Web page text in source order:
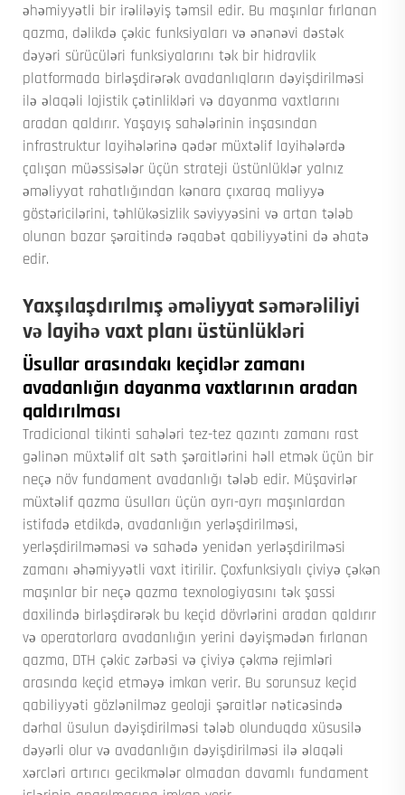
əhəmiyyətli bir irəliləyiş təmsil edir. Bu maşınlar fırlanan
qazma, dəlikdə çəkic funksiyaları və ənənəvi dəstək
dəyəri sürücüləri funksiyalarını tək bir hidravlik
platformada birləşdirərək avadanlıqların dəyişdirilməsi
ilə əlaqəli lojistik çətinlikləri və dayanma vaxtlarını
aradan qaldırır. Yaşayış sahələrinin inşasından
infrastruktur layihələrinə qədər müxtəlif layihələrdə
çalışan müəssisələr üçün strateji üstünlüklər yalnız
əməliyyat rahatlığından kənara çıxaraq maliyyə
göstəricilərini, təhlükəsizlik səviyyəsini və artan tələb
olunan bazar şəraitində rəqabət qabiliyyətini də əhatə
edir.
Yaxşılaşdırılmış əməliyyat səmərəliliyi
və layihə vaxt planı üstünlükləri
Üsullar arasındakı keçidlər zamanı
avadanlığın dayanma vaxtlarının aradan
qaldırılması
Tradicional tikinti sahələri tez-tez qazıntı zamanı rast
gəlinən müxtəlif alt səth şəraitlərini həll etmək üçün bir
neçə növ fundament avadanlığı tələb edir. Müşavirlər
müxtəlif qazma üsulları üçün ayrı-ayrı maşınlardan
istifadə etdikdə, avadanlığın yerləşdirilməsi,
yerləşdirilməməsi və sahədə yenidən yerləşdirilməsi
zamanı əhəmiyyətli vaxt itirilir. Çoxfunksiyalı çiviyə çəkən
maşınlar bir neçə qazma texnologiyasını tək şassi
daxilində birləşdirərək bu keçid dövrlərini aradan qaldırır
və operatorlara avadanlığın yerini dəyişmədən fırlanan
qazma, DTH çəkic zərbəsi və çiviyə çəkmə rejimləri
arasında keçid etməyə imkan verir. Bu sorunsuz keçid
qabiliyyəti gözlənilməz geoloji şəraitlər nəticəsində
dərhal üsulun dəyişdirilməsi tələb olunduqda xüsusilə
dəyərli olur və avadanlığın dəyişdirilməsi ilə əlaqəli
xərcləri artırıcı gecikmələr olmadan davamlı fundament